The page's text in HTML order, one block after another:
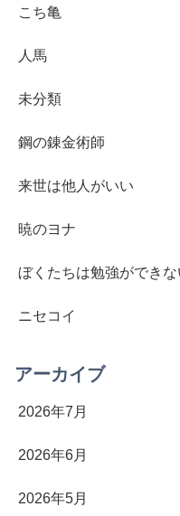
こち亀
人馬
未分類
鋼の錬金術師
来世は他人がいい
暁のヨナ
ぼくたちは勉強ができな
ニセコイ
アーカイブ
2026年7月
2026年6月
2026年5月